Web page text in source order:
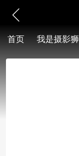
首页 我是摄影狮